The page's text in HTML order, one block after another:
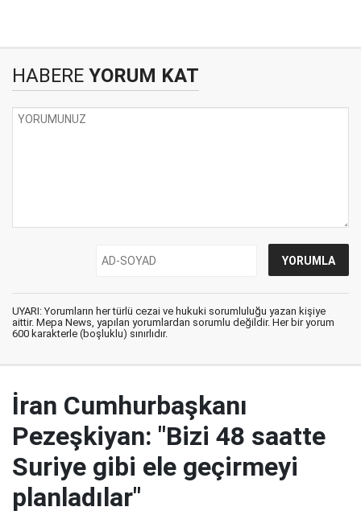
HABERE YORUM KAT
UYARI: Yorumların her türlü cezai ve hukuki sorumluluğu yazan kişiye
aittir. Mepa News, yapılan yorumlardan sorumlu değildir. Her bir yorum
600 karakterle (boşluklu) sınırlıdır.
İran Cumhurbaşkanı
Pezeşkiyan: "Bizi 48 saatte
Suriye gibi ele geçirmeyi
planladılar"